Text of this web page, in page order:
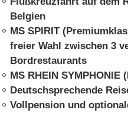
Donau
Douro
Mekong
Nil
Belgien
MS SPIRIT
freier Wahl zwischen 3
Bordrestaurants
MS RHEIN
Deutschsprechende
Vollpension und